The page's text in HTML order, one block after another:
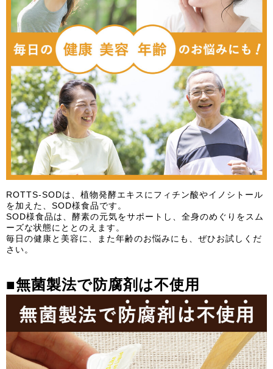
ROTTS-SODは、植物発酵エキスにフィチン酸やイノシトール
を加えた、SOD様食品です。
SOD様食品は、酵素の元気をサポートし、全身のめぐりをスム
ーズな状態にととのえます。
毎日の健康と美容に、また年齢のお悩みにも、ぜひお試しくだ
さい。
■無菌製法で防腐剤は不使用